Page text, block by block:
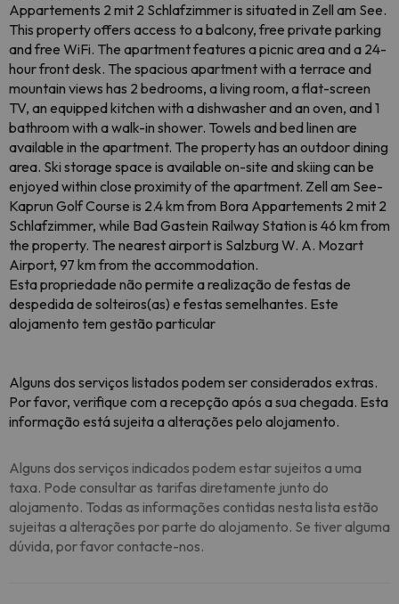
Appartements 2 mit 2 Schlafzimmer is situated in Zell am See.
This property offers access to a balcony, free private parking
and free WiFi. The apartment features a picnic area and a 24-
hour front desk. The spacious apartment with a terrace and
mountain views has 2 bedrooms, a living room, a flat-screen
TV, an equipped kitchen with a dishwasher and an oven, and 1
bathroom with a walk-in shower. Towels and bed linen are
available in the apartment. The property has an outdoor dining
area. Ski storage space is available on-site and skiing can be
enjoyed within close proximity of the apartment. Zell am See-
Kaprun Golf Course is 2.4 km from Bora Appartements 2 mit 2
Schlafzimmer, while Bad Gastein Railway Station is 46 km from
the property. The nearest airport is Salzburg W. A. Mozart
Airport, 97 km from the accommodation.
Esta propriedade não permite a realização de festas de
despedida de solteiros(as) e festas semelhantes. Este
alojamento tem gestão particular
Alguns dos serviços listados podem ser considerados extras.
Por favor, verifique com a recepção após a sua chegada. Esta
informação está sujeita a alterações pelo alojamento.
Alguns dos serviços indicados podem estar sujeitos a uma
taxa. Pode consultar as tarifas diretamente junto do
alojamento. Todas as informações contidas nesta lista estão
sujeitas a alterações por parte do alojamento. Se tiver alguma
dúvida, por favor contacte-nos.